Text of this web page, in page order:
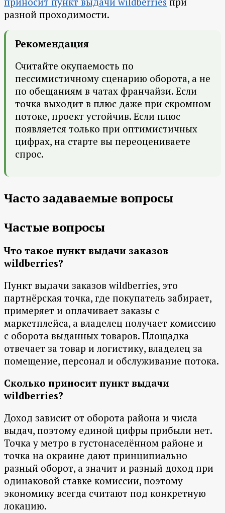
разной проходимости.
Рекомендация
Считайте окупаемость по
пессимистичному сценарию оборота, а не
по обещаниям в чатах франчайзи. Если
точка выходит в плюс даже при скромном
потоке, проект устойчив. Если плюс
появляется только при оптимистичных
цифрах, на старте вы переоцениваете
спрос.
Часто задаваемые вопросы
Частые вопросы
Что такое пункт выдачи заказов
wildberries?
Пункт выдачи заказов wildberries, это
партнёрская точка, где покупатель забирает,
примеряет и оплачивает заказы с
маркетплейса, а владелец получает комиссию
с оборота выданных товаров. Площадка
отвечает за товар и логистику, владелец за
помещение, персонал и обслуживание потока.
Сколько приносит пункт выдачи
wildberries?
Доход зависит от оборота района и числа
выдач, поэтому единой цифры прибыли нет.
Точка у метро в густонаселённом районе и
точка на окраине дают принципиально
разный оборот, а значит и разный доход при
одинаковой ставке комиссии, поэтому
экономику всегда считают под конкретную
локацию.